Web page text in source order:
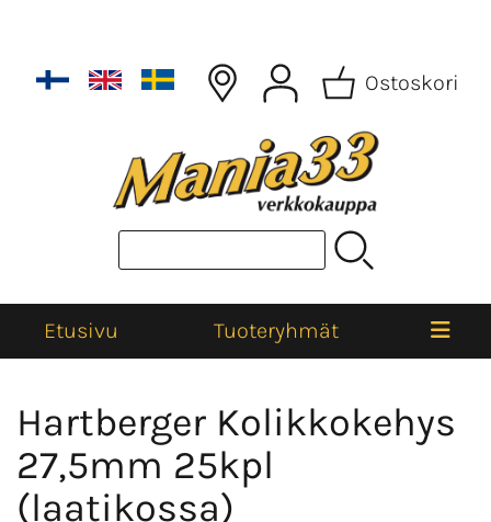
Ostoskori
Etusivu Tuoteryhmät
Hartberger Kolikkokehys
27,5mm 25kpl
(laatikossa)